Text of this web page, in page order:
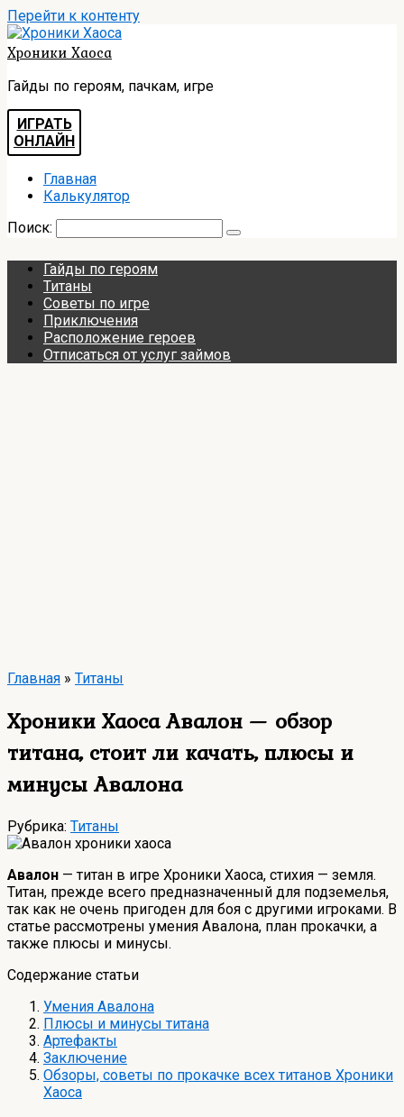
Перейти к контенту
Хроники Хаоса
Гайды по героям, пачкам, игре
ИГРАТЬ
ОНЛАЙН
Главная
Калькулятор
Поиск:
Гайды по героям
Титаны
Советы по игре
Приключения
Расположение героев
Отписаться от услуг займов
Главная » Титаны
Хроники Хаоса Авалон — обзор
титана, стоит ли качать, плюсы и
минусы Авалона
Рубрика: Титаны
Авалон — титан в игре Хроники Хаоса, стихия — земля.
Титан, прежде всего предназначенный для подземелья,
так как не очень пригоден для боя с другими игроками. В
статье рассмотрены умения Авалона, план прокачки, а
также плюсы и минусы.
Содержание статьи
Умения Авалона
Плюсы и минусы титана
Артефакты
Заключение
Обзоры, советы по прокачке всех титанов Хроники
Хаоса